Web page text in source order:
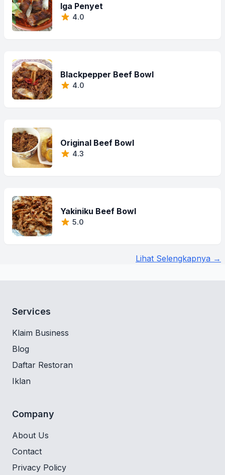
Iga Penyet
4.0
Blackpepper Beef Bowl
4.0
Original Beef Bowl
4.3
Yakiniku Beef Bowl
5.0
Lihat Selengkapnya →
Services
Klaim Business
Blog
Daftar Restoran
Iklan
Company
About Us
Contact
Privacy Policy